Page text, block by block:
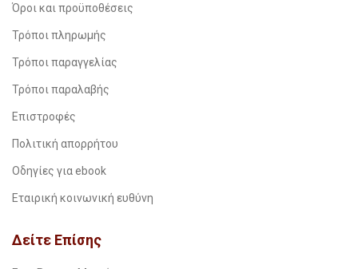
Όροι και προϋποθέσεις
Τρόποι πληρωμής
Τρόποι παραγγελίας
Τρόποι παραλαβής
Επιστροφές
Πολιτική απορρήτου
Οδηγίες για ebook
Εταιρική κοινωνική ευθύνη
Δείτε Επίσης